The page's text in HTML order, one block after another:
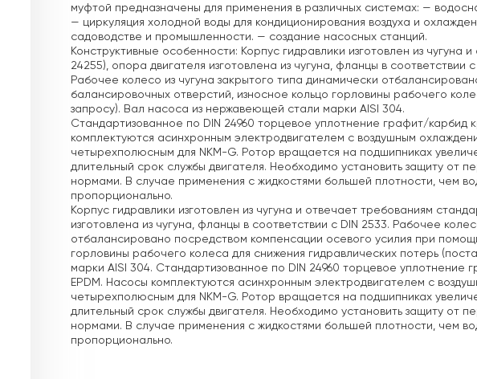
муфтой предназначены для применения в различных системах: —
— циркуляция холодной воды для кондиционирования воздуха и
садоводстве и промышленности. — создание насосных станций.
Конструктивные особенности: Корпус гидравлики изготовлен из чугуна
24255), опора двигателя изготовлена из чугуна, фланцы в соответствии с
Рабочее колесо из чугуна закрытого типа динамически
балансировочных отверстий, износное кольцо горловины рабочего
запросу). Вал насоса из нержавеющей стали марки AISI 304.
Стандартизованное по DIN 24960 торцевое уплотнение графит/карбид
комплектуются асинхронным электродвигателем с воздушным
четырехполюсным для NKM-G. Ротор вращается на подшипниках
длительный срок службы двигателя. Необходимо установить защиту от
нормами. В случае применения с жидкостями большей плотности, чем
пропорционально.
Корпус гидравлики изготовлен из чугуна и отвечает требованиям
изготовлена из чугуна, фланцы в соответствии с DIN 2533. Рабочее
отбалансировано посредством компенсации осевого усилия при
горловины рабочего колеса для снижения гидравлических потерь
марки AISI 304. Стандартизованное по DIN 24960 торцевое уплотнение
EPDM. Насосы комплектуются асинхронным электродвигателем с
четырехполюсным для NKM-G. Ротор вращается на подшипниках
длительный срок службы двигателя. Необходимо установить защиту от
нормами. В случае применения с жидкостями большей плотности, чем
пропорционально.